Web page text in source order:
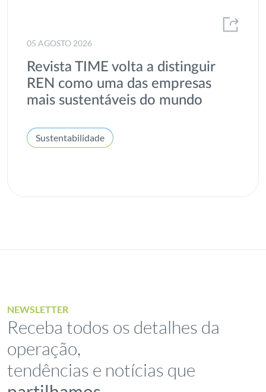
05 AGOSTO 2026
Revista TIME volta a distinguir
REN como uma das empresas
mais sustentáveis do mundo
Sustentabilidade
NEWSLETTER
Receba todos os detalhes da
operação,
tendências e notícias que